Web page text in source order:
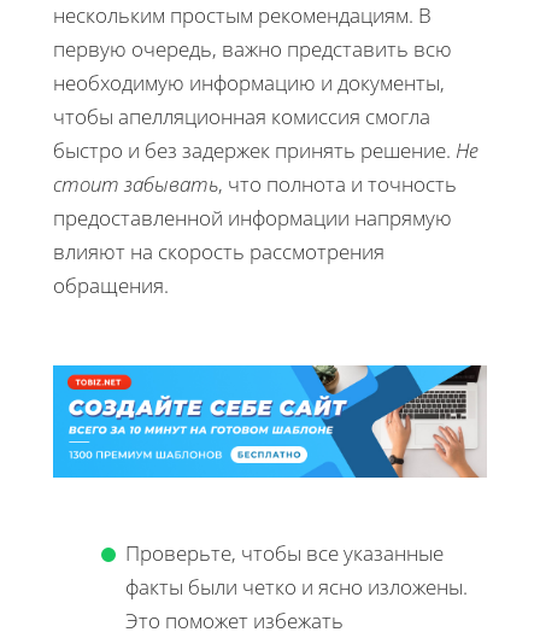
нескольким простым рекомендациям. В
первую очередь, важно представить всю
необходимую информацию и документы,
чтобы апелляционная комиссия смогла
быстро и без задержек принять решение. Не
стоит забывать, что полнота и точность
предоставленной информации напрямую
влияют на скорость рассмотрения
обращения.
Проверьте, чтобы все указанные
факты были четко и ясно изложены.
Это поможет избежать